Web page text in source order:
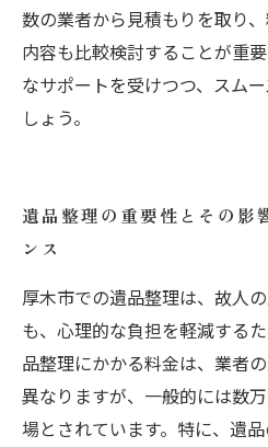
数の業者から見積もりを取り
内容も比較検討することが重
なサポートを受けつつ、スム
しょう。
遺品整理の重要性とその影
ンス
厚木市での遺品整理は、故人
も、心理的な負担を軽減する
品整理にかかる料金は、業者
異なりますが、一般的には数
場とされています。特に、遺